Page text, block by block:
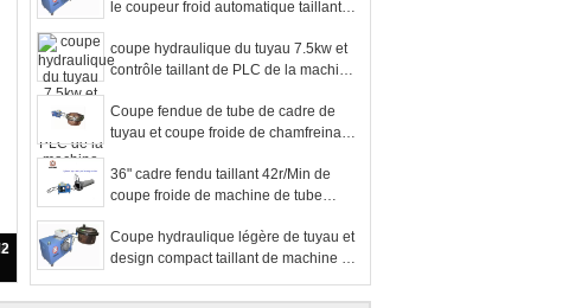
le coupeur froid automatique taillant
coupe hydraulique du tuyau 7.5kw et
contrôle taillant de PLC de la machine
Coupe fendue de tube de cadre de
tuyau et coupe froide de chamfreinage
36" cadre fendu taillant 42r/Min de
coupe froide de machine de tube
Coupe hydraulique légère de tuyau et
design compact taillant de machine 72